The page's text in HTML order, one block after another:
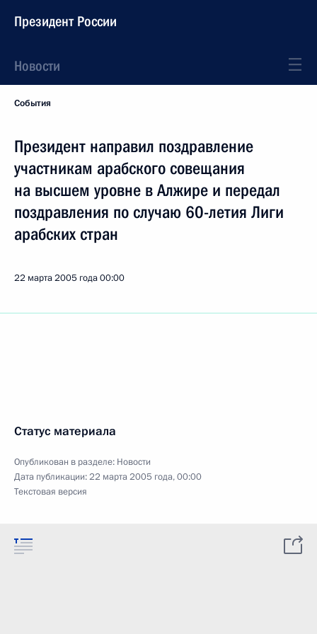
Президент России
Новости
События
Президент направил поздравление
участникам арабского совещания
на высшем уровне в Алжире и передал
поздравления по случаю 60-летия Лиги
арабских стран
22 марта 2005 года00:00
Статус материала
Опубликован в разделе: Новости
Дата публикации:22 марта 2005 года, 00:00
Текстовая версия